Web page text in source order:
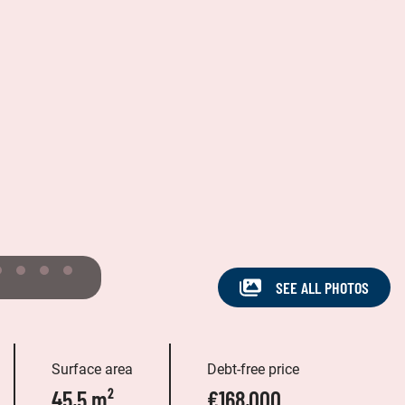
SEE ALL PHOTOS
Surface area
45,5 m²
Debt-free price
€168,000